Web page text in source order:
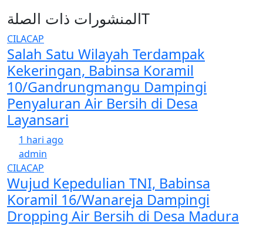
المنشورات ذات الصلةT
CILACAP
Salah Satu Wilayah Terdampak
Kekeringan, Babinsa Koramil
10/Gandrungmangu Dampingi
Penyaluran Air Bersih di Desa
Layansari
1 hari ago
admin
CILACAP
Wujud Kepedulian TNI, Babinsa
Koramil 16/Wanareja Dampingi
Dropping Air Bersih di Desa Madura